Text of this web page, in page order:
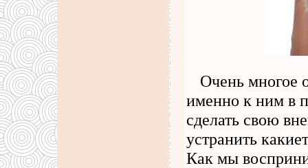
Очень многое
именно к ним в
сделать свою
устранить
Как мы